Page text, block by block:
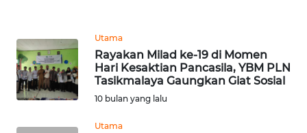
Utama
Rayakan Milad ke-19 di Momen
Hari Kesaktian Pancasila, YBM PLN
Tasikmalaya Gaungkan Giat Sosial
10 bulan yang lalu
Utama
WN
JATENG